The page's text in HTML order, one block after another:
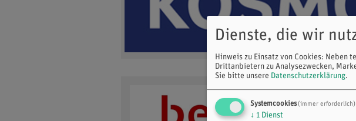
Dienste, die wir
Hinweis zu Einsatz von Cookies: Neben
Drittanbietern zu Analysezwecken,
Sie bitte unsere Datenschutzerklärung.
Systemcookies(immer erforderlich)
↓ 1 Dienst